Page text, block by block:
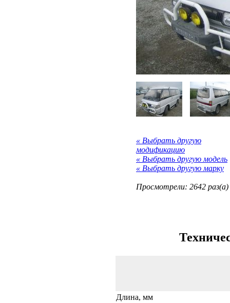
« Выбрать другую
модификацию
« Выбрать другую модель
« Выбрать другую марку
Просмотрели: 2642 раз(а)
Длина, мм